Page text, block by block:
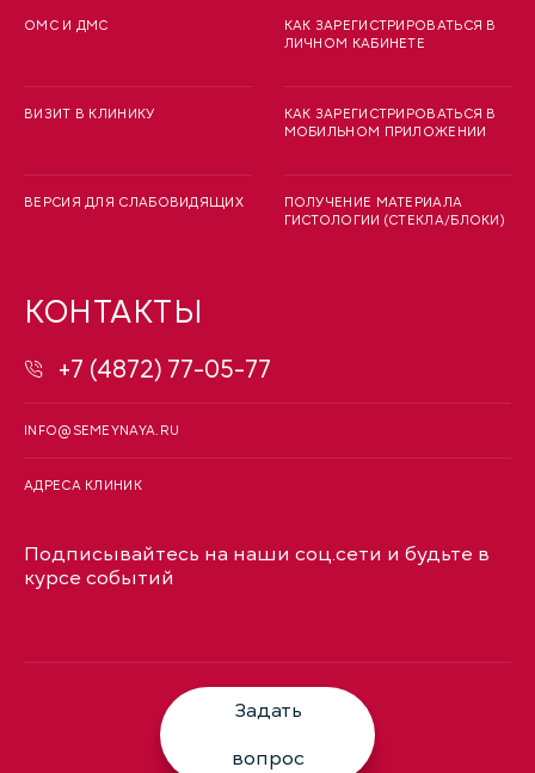
ОМС И ДМС
ВИЗИТ В КЛИНИКУ
ВЕРСИЯ ДЛЯ СЛАБОВИДЯЩИХ
КАК ЗАРЕГИСТРИРОВАТЬСЯ В
ЛИЧНОМ КАБИНЕТЕ
КАК ЗАРЕГИСТРИРОВАТЬСЯ В
МОБИЛЬНОМ ПРИЛОЖЕНИИ
ПОЛУЧЕНИЕ МАТЕРИАЛА
ГИСТОЛОГИИ (СТЕКЛА/БЛОКИ)
КОНТАКТЫ
+7 (4872) 77-05-77
INFO@SEMEYNAYA.RU
АДРЕСА КЛИНИК
Подписывайтесь на наши соц.сети и будьте в
курсе событий
Задать
вопрос